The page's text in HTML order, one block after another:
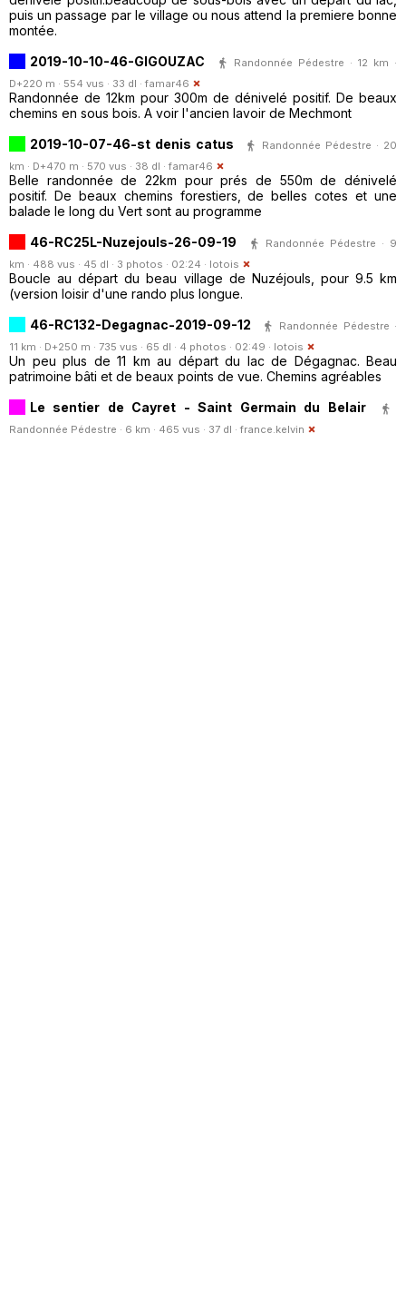
puis un passage par le village ou nous attend la premiere bonne
montée.
2019-10-10-46-GIGOUZAC
Randonnée Pédestre · 12 km ·
D+220 m · 554 vus · 33 dl · famar46
Randonnée de 12km pour 300m de dénivelé positif. De beaux
chemins en sous bois. A voir l'ancien lavoir de Mechmont
2019-10-07-46-st denis catus
Randonnée Pédestre · 20
km · D+470 m · 570 vus · 38 dl · famar46
Belle randonnée de 22km pour prés de 550m de dénivelé
positif. De beaux chemins forestiers, de belles cotes et une
balade le long du Vert sont au programme
46-RC25L-Nuzejouls-26-09-19
Randonnée Pédestre · 9
km · 488 vus · 45 dl · 3 photos · 02:24 · lotois
Boucle au départ du beau village de Nuzéjouls, pour 9.5 km
(version loisir d'une rando plus longue.
46-RC132-Degagnac-2019-09-12
Randonnée Pédestre ·
11 km · D+250 m · 735 vus · 65 dl · 4 photos · 02:49 · lotois
Un peu plus de 11 km au départ du lac de Dégagnac. Beau
patrimoine bâti et de beaux points de vue. Chemins agréables
Le sentier de Cayret - Saint Germain du Belair
Randonnée Pédestre · 6 km · 465 vus · 37 dl · france.kelvin